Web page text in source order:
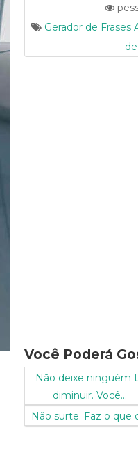
Gerador de
Você Poderá
Não deixe ninguém
diminuir. Você...
Não surte. Faz o que